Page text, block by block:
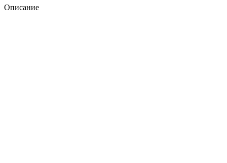
Описание